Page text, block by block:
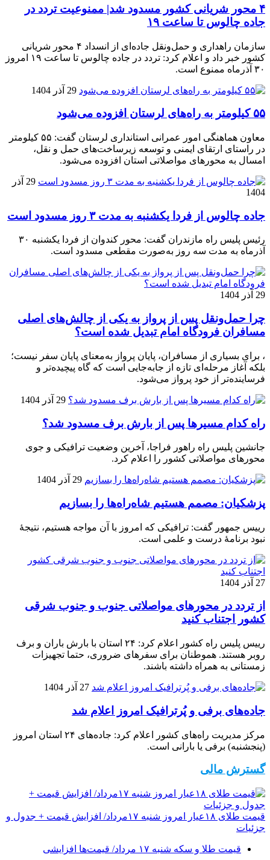
۴ محور شریانی کشور مسدود شد| ممنوعیت تردد در
جاده چالوس تا ساعت ۱۹
سازمان راهداری و حمل‌ونقل جاده‌ای از انسداد ۴ محور شریانی
کشور خبر داد و اعلام کرد: تردد در جاده چالوس تا ساعت ۱۹ امروز
۳۰ آذرماه ممنوع است.
29 آذر 1404
۵۵ کیلومتر به راه‌های لرستان افزوده می‌شود
معاون هماهنگی امور عمرانی استانداری لرستان گفت: ۵۵ کیلومتر
در راستای ارتقای ایمنی و توسعه زیرساخت‌های حمل و نقل،
امسال به محورهای مواصلاتی استان افزوده می‌شود.
29 آذر
1404
جاده چالوس از فردا یکشنبه به مدت ۳ روز مسدود است
رئیس پلیس راه مازندران گفت: محور کندوان از فردا یکشنبه ۳۰
آذرماه به مدت سه روز به‌صورت مقطعی مسدود است.
29 آذر 1404
چرا حمل‌ونقل پس از پرواز به یکی از چالش‌های اصلی
مسافران فرودگاه امام تبدیل شده است؟
، برای بسیاری از مسافران، پایان پرواز به‌معنای پایان سفر نیست؛
بلکه آغاز مرحله‌ای تازه از جابه‌جایی است که گاه پیچیده‌تر و
فرساینده‌تر از خود پرواز می‌شود.
29 آذر 1404
راه کدام مسیرها پس از بارش برف مسدود شد؟
جانشین پلیس راه راهور فراجا، آخرین وضعیت ترافیکی و جوی
محورهای مواصلاتی کشور را اعلام کرد.
29 آذر 1404
پزشکیان: مصمم هستیم شاه‌راه‌ها را بسازیم
رییس جمهور گفت: ترافیکی که امروز با آن مواجه هستیم، نتیجۀ
نبود برنامۀ درست و علمی است.
27 آذر 1404
از تردد در محورهای مواصلاتی جنوب و جنوب شرقی
کشور اجتناب کنید
رییس پلیس راه کشور اعلام کرد: ۲۴ استان با بارش باران و برف
روبر هستند. هموطنان برای سفرهای ضروری، حتما تجهیزات
زمستانی به همراه داشته باشند.
27 آذر 1404
جاده‌های برفی و پُرترافیک امروز اعلام شد
مرکز مدیریت راه‌های کشور اعلام کرد: جاده‌های ۲۴ استان امروز
(پنجشنبه) برفی یا بارانی است.
گسترش مالی
قیمت طلای ۱۸عیار امروز شنبه ۱۷مرداد/ افزایش قیمت + جدول و
جزئیات
قیمت طلا و سکه شنبه ۱۷ مرداد/ قیمت‌ها افزایشی